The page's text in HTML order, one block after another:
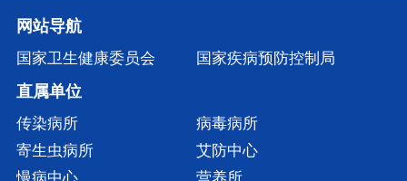
网站导航
国家卫生健康委员会 国家疾病预防控制局
直属单位
传染病所
病毒病所
寄生虫病所
艾防中心